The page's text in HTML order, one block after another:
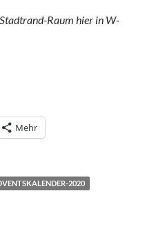
Raum hier in W-
Mehr
2020